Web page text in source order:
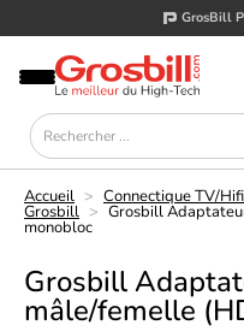
GrosBill
Accueil > Connectique TV/
Grosbill > Grosbill
monobloc
Grosbill
mâle/femelle